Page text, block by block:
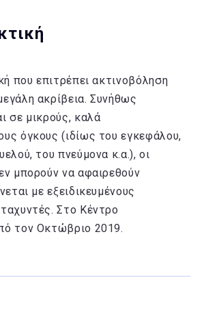
που επιτρέπει ακτινοβόληση
ακρίβεια. Συνήθως
σε μικρούς, καλά
όγκους (ιδίως του εγκεφάλου,
του πνεύμονα κ.α.), οι
μπορούν να αφαιρεθούν
με εξειδικευμένους
Στο Κέντρο
τον Οκτώβριο 2019.